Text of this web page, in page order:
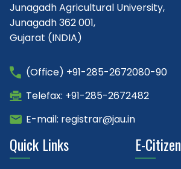
Junagadh Agricultural University,
Junagadh 362 001,
Gujarat (INDIA)
(Office) +91-285-2672080-90
Telefax: +91-285-2672482
E-mail: registrar@jau.in
Quick Links E-Citizen